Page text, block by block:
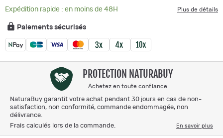
Expédition rapide : en moins de 48H
Plus de détails
Paiements sécurisés
PROTECTION NATURABUY
Achetez en toute confiance
NaturaBuy garantit votre achat pendant 30 jours en cas de non-
satisfaction, non conformité, commande endommagée, non
délivrance.
Frais calculés lors de la commande.
En savoir plus